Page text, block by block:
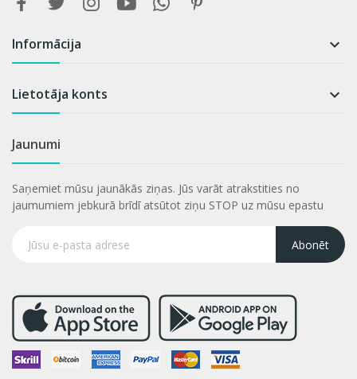
Informācija 
Lietotāja konts 
Jaunumi
Saņemiet mūsu jaunākās ziņas. Jūs varāt atrakstities no
jaumumiem jebkurā brīdī atsūtot ziņu STOP uz mūsu epastu
Abonēt